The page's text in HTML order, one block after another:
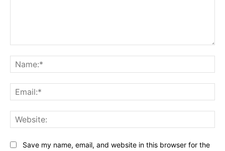
Save my name, email, and website in this browser for the